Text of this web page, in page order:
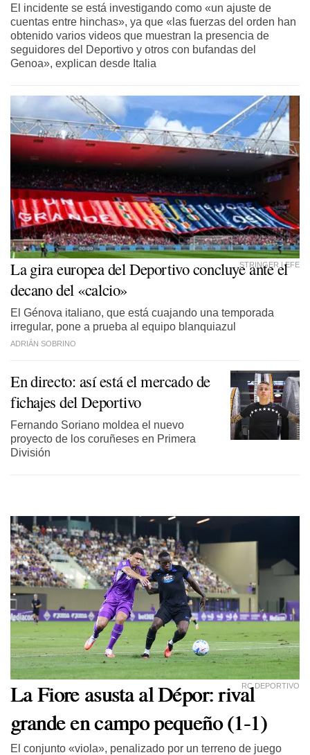
El incidente se está investigando como «un ajuste de
cuentas entre hinchas», ya que «las fuerzas del orden han
obtenido varios videos que muestran la presencia de
seguidores del Deportivo y otros con bufandas del
Genoa», explican desde Italia
STRINGER | EFE
La gira europea del Deportivo concluye ante el
decano del «calcio»
El Génova italiano, que está cuajando una temporada
irregular, pone a prueba al equipo blanquiazul
ADRIÁN SOBRINO
En directo: así está el mercado de
fichajes del Deportivo
Fernando Soriano moldea el nuevo
proyecto de los coruñeses en Primera
División
RC DEPORTIVO
La Fiore asusta al Dépor: rival
grande en campo pequeño (1-1)
El conjunto «viola», penalizado por un terreno de juego